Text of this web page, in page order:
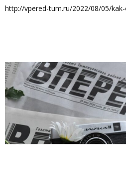
http://vpered-tum.ru/2022/08/05/